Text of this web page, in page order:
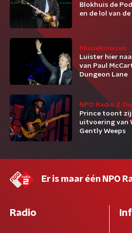
Blokhuis de
en de lol van
Muzieknieuws
Luister hier
van Paul
Dungeon Lane
NPO Radio 2
Prince toont
uitvoering van
Gently Weeps
Er is maar één NPO
Radio